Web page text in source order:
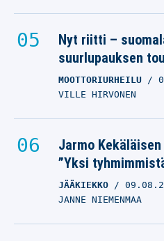
Nyt riitti –
suurlupauksen
MOOTTORIURHEILU
VILLE HIRVONEN
Jarmo
”Yksi
JÄÄKIEKKO
JANNE NIEMENMAA